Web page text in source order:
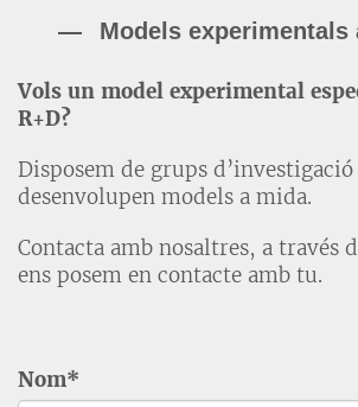
Models experimentals
Vols un model experimental
R+D?
Disposem de grups d’investigació
desenvolupen models a mida.
Contacta amb nosaltres, a través
ens posem en contacte amb tu.
Nom*